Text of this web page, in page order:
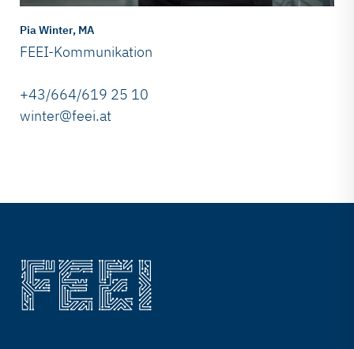
Pia Winter, MA
FEEI-Kommunikation
+43/664/619 25 10
winter@feei.at